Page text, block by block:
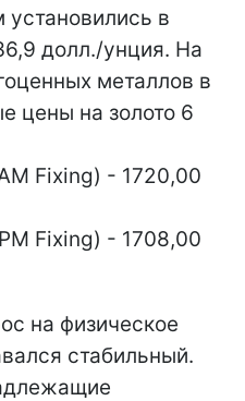
установились в
долл./унция. На
металлов в
цены на золото 6
Fixing) - 1720,00
Fixing) - 1708,00
на физическое
стабильный.